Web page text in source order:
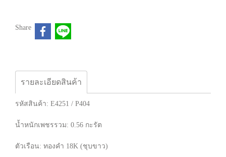
Share
รายละเอียดสินค้า
รหัสสินค้า: E4251 / P404
น้ำหนักเพชรรวม: 0.56 กะรัต
ตัวเรือน: ทองคำ 18K (ชุบขาว)